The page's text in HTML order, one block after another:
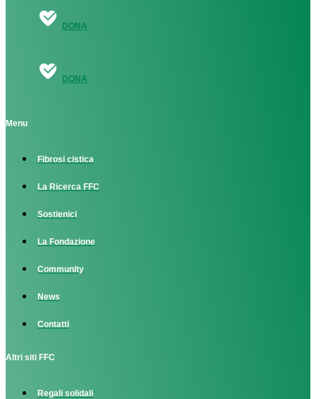
DONA
DONA
Menu
Fibrosi cistica
La Ricerca FFC
Sostienici
La Fondazione
Community
News
Contatti
Altri siti FFC
Regali solidali